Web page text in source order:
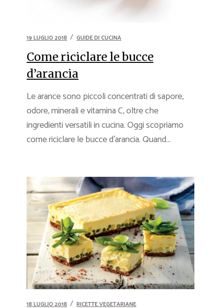
19 LUGLIO 2018 GUIDE DI CUCINA
Come riciclare le bucce
d’arancia
Le arance sono piccoli concentrati di sapore,
odore, minerali e vitamina C, oltre che
ingredienti versatili in cucina. Oggi scopriamo
come riciclare le bucce d’arancia. Quand...
18 LUGLIO 2018 RICETTE VEGETARIANE